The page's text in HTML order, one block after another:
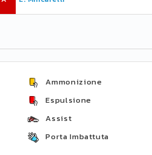
Ammonizione
Espulsione
Assist
Porta Imbattuta